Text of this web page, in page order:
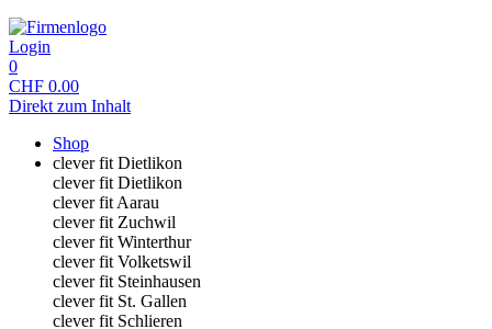
Login
0
CHF 0.00
Direkt zum Inhalt
Shop
clever fit Dietlikon
clever fit Dietlikon
clever fit Aarau
clever fit Zuchwil
clever fit Winterthur
clever fit Volketswil
clever fit Steinhausen
clever fit St. Gallen
clever fit Schlieren